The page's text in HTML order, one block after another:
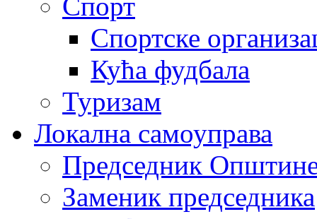
Спортске
Кућа фудбала
Туризам
Локална самоуправа
Председник
Заменик председника